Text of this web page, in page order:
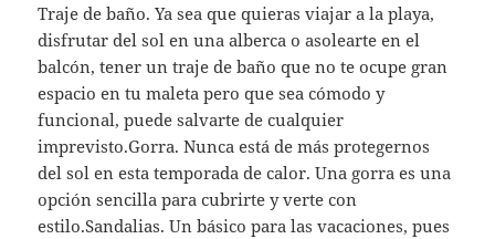
Traje de baño. Ya sea que quieras viajar a la playa,
disfrutar del sol en una alberca o asolearte en el
balcón, tener un traje de baño que no te ocupe gran
espacio en tu maleta pero que sea cómodo y
funcional, puede salvarte de cualquier
imprevisto.Gorra. Nunca está de más protegernos
del sol en esta temporada de calor. Una gorra es una
opción sencilla para cubrirte y verte con
estilo.Sandalias. Un básico para las vacaciones, pues